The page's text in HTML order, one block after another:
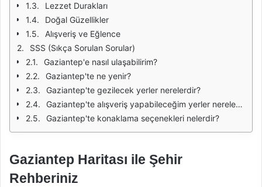
Lezzet Durakları
Doğal Güzellikler
Alışveriş ve Eğlence
SSS (Sıkça Sorulan Sorular)
Gaziantep'e nasıl ulaşabilirim?
Gaziantep'te ne yenir?
Gaziantep'te gezilecek yerler nerelerdir?
Gaziantep'te alışveriş yapabileceğim yerler nerelerdir?
Gaziantep'te konaklama seçenekleri nelerdir?
Gaziantep Haritası ile Şehir
Rehberiniz